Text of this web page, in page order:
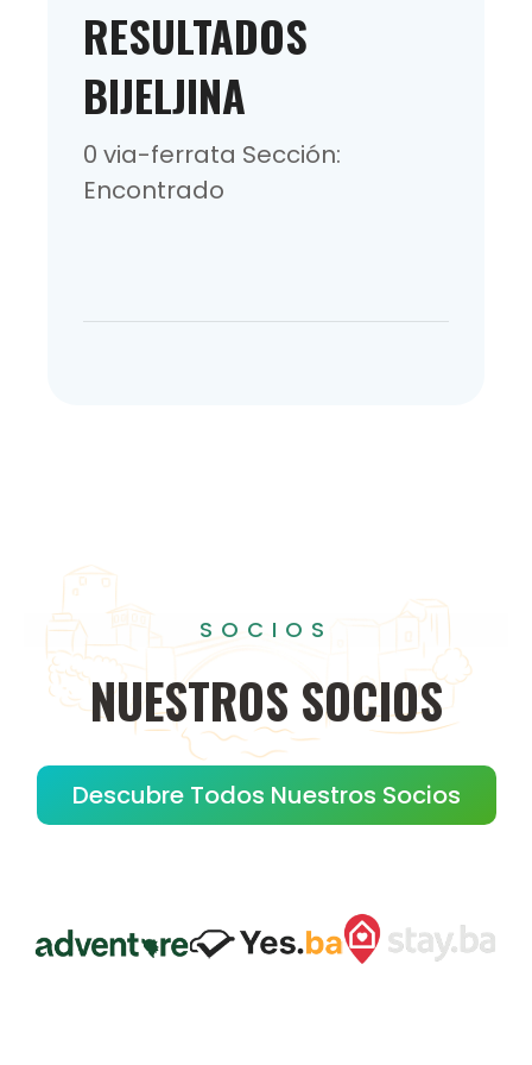
RESULTADOS
BIJELJINA
0 via-ferrata Sección:
Encontrado
SOCIOS
NUESTROS SOCIOS
Descubre Todos Nuestros Socios